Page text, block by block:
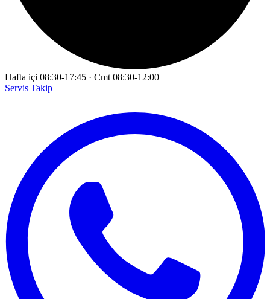
Hafta içi 08:30-17:45 · Cmt 08:30-12:00
Servis Takip